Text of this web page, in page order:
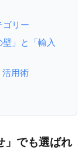
ゴリー
」と「輸入
活用術
」でも選ばれ